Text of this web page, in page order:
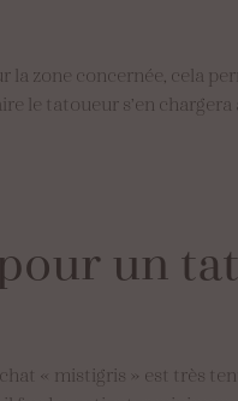
la zone concernée, cela
le tatoueur s’en
un
« mistigris » est très